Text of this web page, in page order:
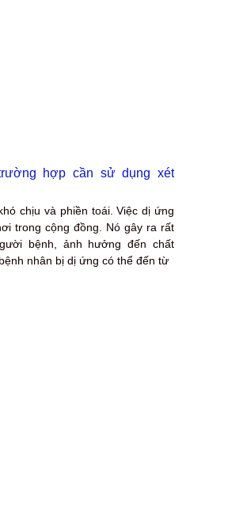
hợp cần sử dụng xét
chịu và phiền toái. Việc dị ứng
trong cộng đồng. Nó gây ra rất
bệnh, ảnh hưởng đến chất
nhân bị dị ứng có thể đến từ